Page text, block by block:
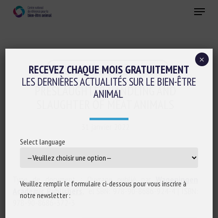
Menu
Transport, Abattage, Ramassage
PRESLAUGHTER HANDLING AND
Type de document : Ouvrage publié par
Wageningen
Academic Publishers
, el SBN: 978-90-8686-924-4 | ISBN:
RECEVEZ CHAQUE MOIS GRATUITEMENT
LES DERNIÈRES ACTUALITÉS SUR LE BIEN-ÊTRE
ANIMAL
Select language
Veuillez remplir le formulaire ci-dessous pour vous inscrire à
notre newsletter :
×